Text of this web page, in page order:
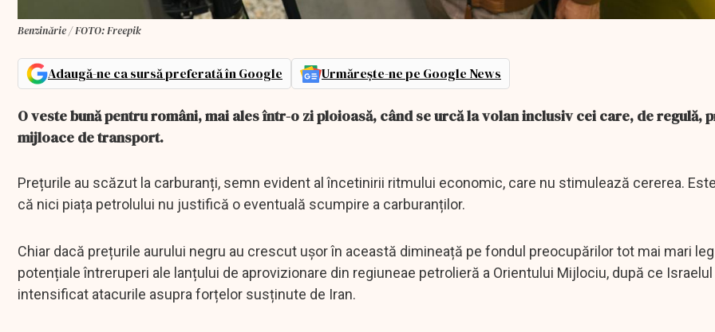
Benzinărie / FOTO: Freepik
Adaugă-ne ca sursă preferată în Google Urmărește-ne pe Google News
O veste bună pentru români, mai ales într-o zi ploioasă, când se urcă la volan inclusiv cei care, de regulă,
mijloace de transport.
Prețurile au scăzut la carburanți, semn evident al încetinirii ritmului economic, care nu stimulează cererea.
că nici piața petrolului nu justifică o eventuală scumpire a carburanților.
Chiar dacă prețurile aurului negru au crescut ușor în această dimineață pe fondul preocupărilor tot mai mari
potențiale întreruperi ale lanțului de aprovizionare din regiuneae petrolieră a Orientului Mijlociu, după ce Israelul
intensificat atacurile asupra forțelor susținute de Iran.